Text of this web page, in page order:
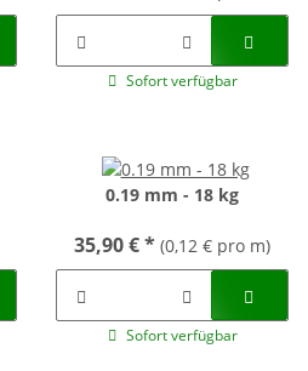
Sofort verfügbar
0.19 mm - 18 kg
35,90 €* (0,12 € pro m)
Sofort verfügbar